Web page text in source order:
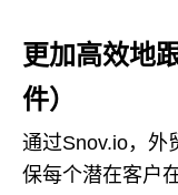
更加高效地
件）
通过Snov.io，外
保每个潜在客户